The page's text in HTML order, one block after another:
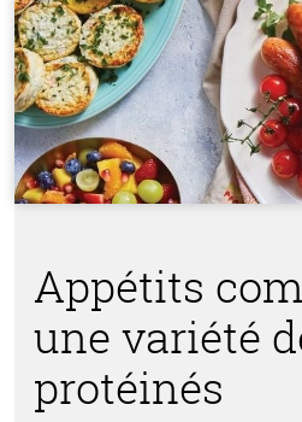
Appétits
une variété
protéinés